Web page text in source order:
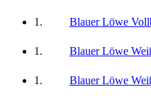
Blauer Löwe
Blauer Löwe
Blauer Löwe